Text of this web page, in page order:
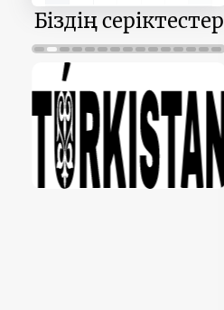
Біздің серіктестер